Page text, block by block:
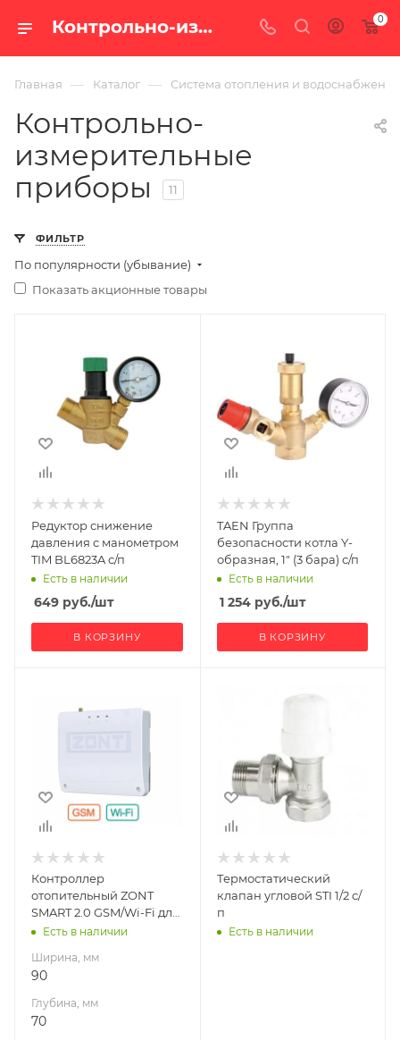
Контрольно-измерительные приборы — купить в Екатеринбурге, каталог с ценами интернет-магазина «100 печей.ру» 0
Главная — Каталог — Система отопления и водоснабжения
Контрольно-
измерительные
приборы
11
ФИЛЬТР
По популярности (убывание)
Показать акционные товары
Редуктор снижение
давления с манометром
TIM BL6823A с/п
Есть в наличии
649 руб./шт
В КОРЗИНУ
TAEN Группа
безопасности котла Y-
образная, 1" (3 бара) с/п
Есть в наличии
1 254руб./шт
В КОРЗИНУ
Высота, мм
51
Контроллер
отопительный ZONT
SMART 2.0 GSM/Wi-Fi для
газовых и
п
Есть в наличии
Ширина, мм
90
Глубина, мм
70
Термостатический
клапан угловой STI 1/2 с/
п
Есть в наличии